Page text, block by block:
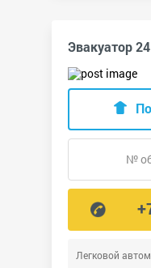
Эвакуатор
Легковой
№